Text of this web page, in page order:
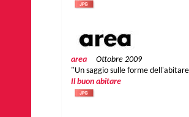
area
Ottobre 2009
"Un saggio sulle forme
Il buon abitare